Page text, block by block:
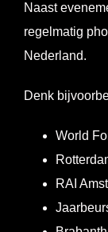
Naast
regelmatig
Nederland.
Denk
World
RAI